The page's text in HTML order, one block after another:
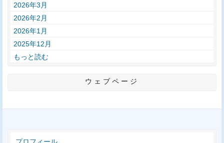
2026年3月
2026年2月
2026年1月
2025年12月
もっと読む
ウェブページ
プロフィール